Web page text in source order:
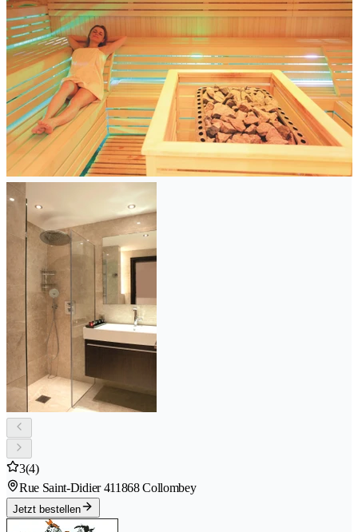
3(4)
Rue Saint-Didier 411868 Collombey
Jetzt bestellen